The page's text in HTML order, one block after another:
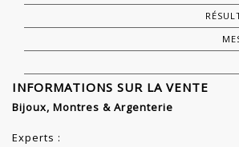
INFORMATIONS SUR LA VENTE
Bijoux, Montres & Argenterie
Experts :